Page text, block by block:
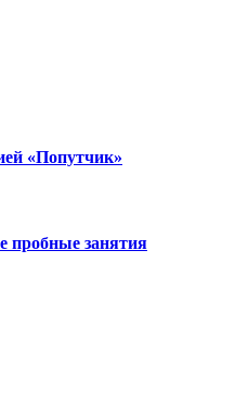
«Попутчик»
пробные занятия